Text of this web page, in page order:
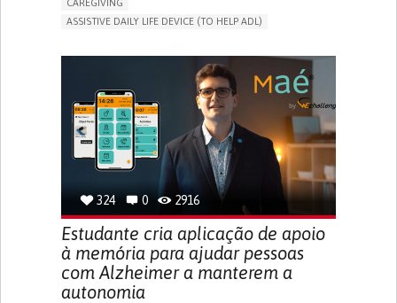
CAREGIVING
ASSISTIVE DAILY LIFE DEVICE (TO HELP ADL)
MAINTAINING BALANCE AND MOBILITY
PREVENTING (VACCINATION, PROTECTION, FALLS,
GENERAL AND FAMILY MEDICINE
CAREGIVER SUPPORT
UNITED STATES
324 0 2916
Estudante cria aplicação de apoio
à memória para ajudar pessoas
com Alzheimer a manterem a
autonomia